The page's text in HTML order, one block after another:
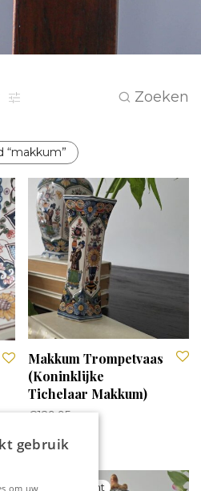
Zoeken
Makkum Trompetvaas
(Koninklijke
Tichelaar Makkum)
€129,95
gebruik
om uw